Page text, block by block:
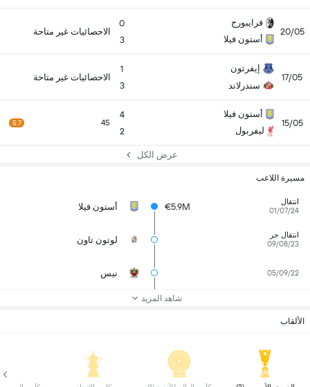
20/05
فرايبورج
أستون فيلا
0
3
الاحصائيات غير متاحة
17/05
إيفرتون
سندرلاند
1
3
الاحصائيات غير متاحة
15/05
أستون فيلا
ليفربول
4
2
45
5.7
عرض الكل
مسيرة اللاعب
انتقال
01/07/24
€5.9M أستون فيلا
انتقال حر
09/08/23
لوتون تاون
05/09/22 نيس
شاهد المزيد
الألقاب